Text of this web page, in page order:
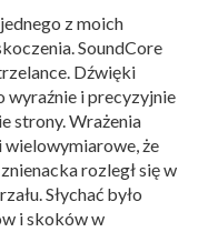
z moich
SoundCore
Dźwięki
wyraźnie i precyzyjnie
strony. Wrażenia
wielowymiarowe, że
rozległ się w
Słychać było
i skoków w